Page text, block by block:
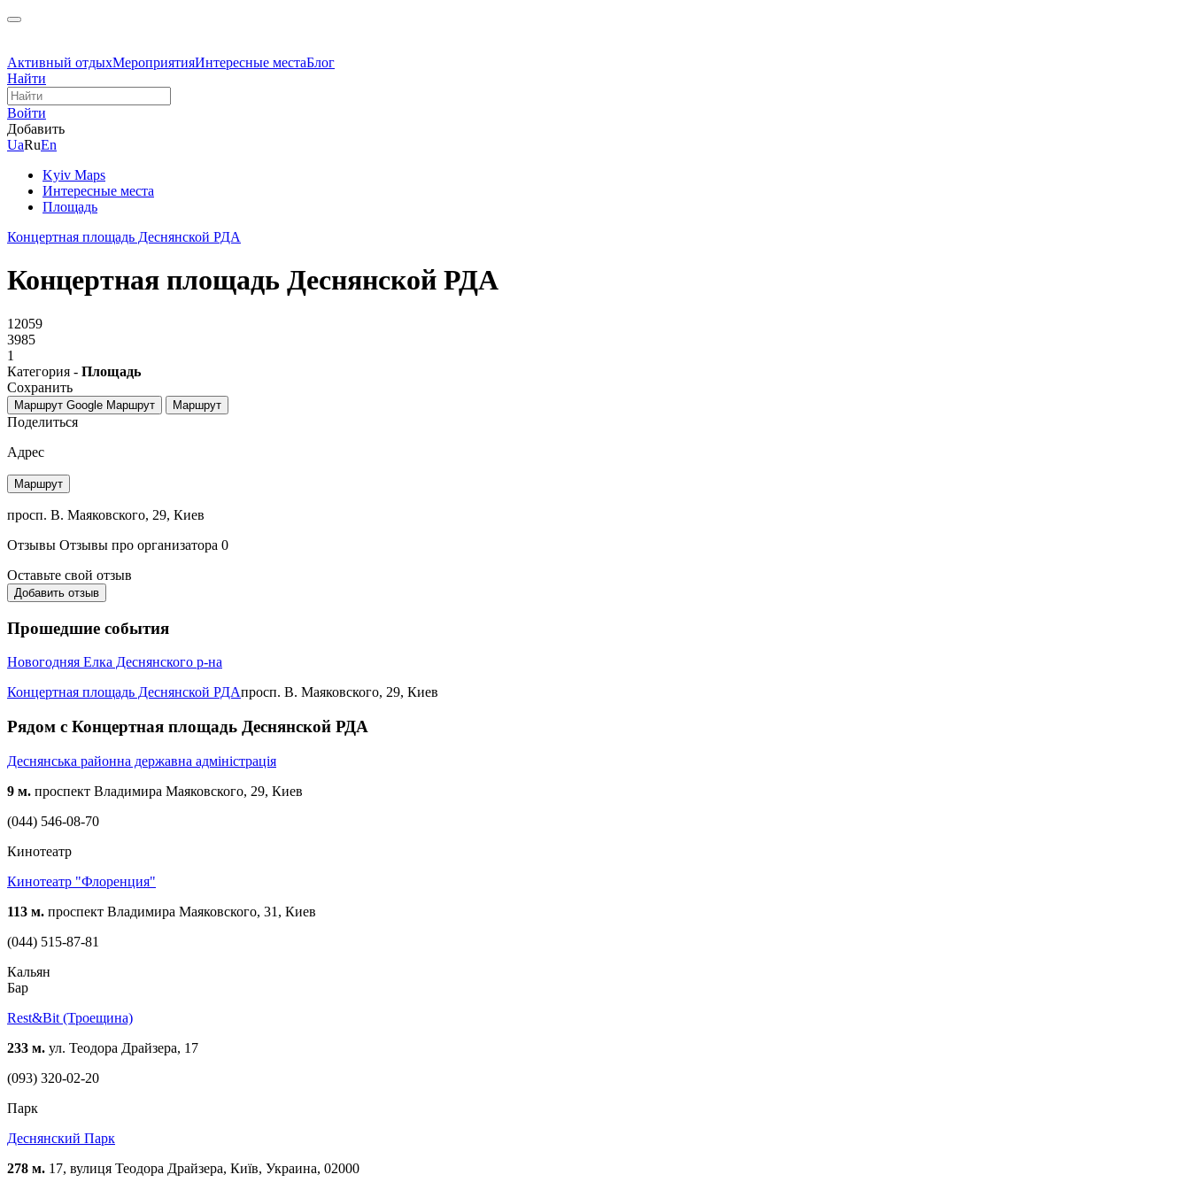
Активный отдыхМероприятияИнтересные местаБлог
Найти
Войти
Добавить
UaRuEn
Kyiv Maps
Интересные места
Площадь
Концертная площадь Деснянской РДА
Концертная площадь Деснянской РДА
12059
3985
1
Категория - Площадь
Сохранить
Маршрут Google Маршрут Маршрут
Поделиться
Адрес
Маршрут
просп. В. Маяковского, 29, Киев
Отзывы Отзывы про организатора 0
Оставьте свой отзыв
Добавить отзыв
Прошедшие события
Новогодняя Елка Деснянского р-на
Концертная площадь Деснянской РДАпросп. В. Маяковского, 29, Киев
Рядом с Концертная площадь Деснянской РДА
Деснянська районна державна адміністрація
9 м. проспект Владимира Маяковского, 29, Киев
(044) 546-08-70
Кинотеатр
Кинотеатр "Флоренция"
113 м. проспект Владимира Маяковского, 31, Киев
(044) 515-87-81
Кальян
Бар
Rest&Bit (Троещина)
233 м. ул. Теодора Драйзера, 17
(093) 320-02-20
Парк
Деснянский Парк
278 м. 17, вулиця Теодора Драйзера, Київ, Украина, 02000